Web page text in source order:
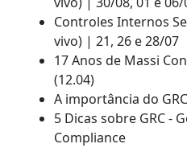
Controles Internos
vivo) | 21, 26 e 28/07
17 Anos de Massi
(12.04)
A importância do
5 Dicas sobre GRC -
Compliance